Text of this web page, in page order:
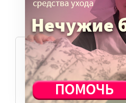
ТЕМЫ
Вера
Законы